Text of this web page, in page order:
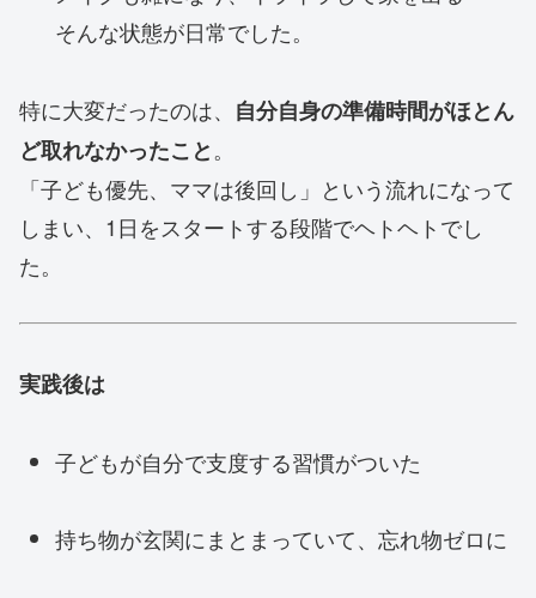
そんな状態が日常でした。
特に大変だったのは、 自分自身の準備時間がほとん
ど取れなかったこと。
「子ども優先、ママは後回し」という流れになって
しまい、1日をスタートする段階でヘトヘトでし
た。
実践後は
子どもが自分で支度する習慣がついた
持ち物が玄関にまとまっていて、忘れ物ゼロに